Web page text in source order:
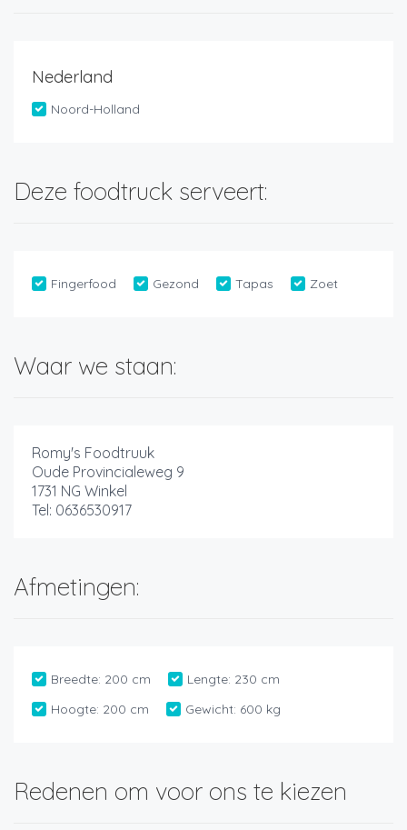
Nederland
Noord-Holland
Deze foodtruck serveert:
Fingerfood Gezond Tapas Zoet
Waar we staan:
Romy's Foodtruuk
Oude Provincialeweg 9
1731 NG Winkel
Tel: 0636530917
Afmetingen:
Breedte: 200 cm Lengte: 230 cm
Hoogte: 200 cm Gewicht: 600 kg
Redenen om voor ons te kiezen